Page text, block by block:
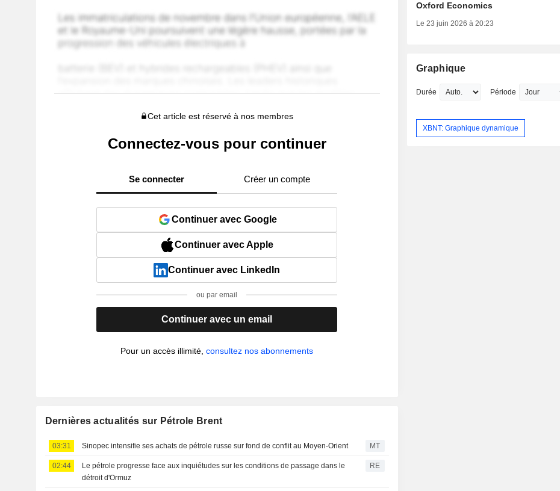
Cet article est réservé à nos membres
Connectez-vous pour continuer
Se connecter Créer un compte
Continuer avec Google
Continuer avec Apple
Continuer avec LinkedIn
ou par email
Continuer avec un email
Pour un accès illimité,consultez nos abonnements
Dernières actualités sur Pétrole Brent
03:31 Sinopec intensifie ses achats de pétrole russe sur fond de conflit au Moyen-Orient MT
02:44
Le pétrole progresse face aux inquiétudes sur les conditions de passage dans le
détroit d'Ormuz
RE
Oxford Economics
Le 23 juin 2026 à 20:23
Graphique
Durée Période
XBNT: Graphique dynamique